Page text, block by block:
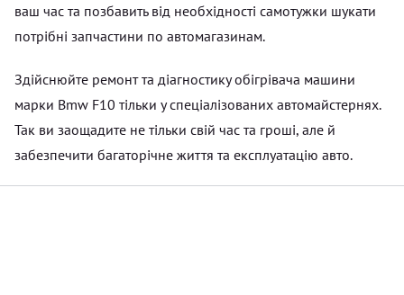
ваш час та позбавить від необхідності самотужки шукати
потрібні запчастини по автомагазинам.
Здійснюйте ремонт та діагностику обігрівача машини
марки Bmw F10 тільки у спеціалізованих автомайстернях.
Так ви заощадите не тільки свій час та гроші, але й
забезпечити багаторічне життя та експлуатацію авто.